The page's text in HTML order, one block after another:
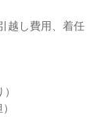
越し費用、着任